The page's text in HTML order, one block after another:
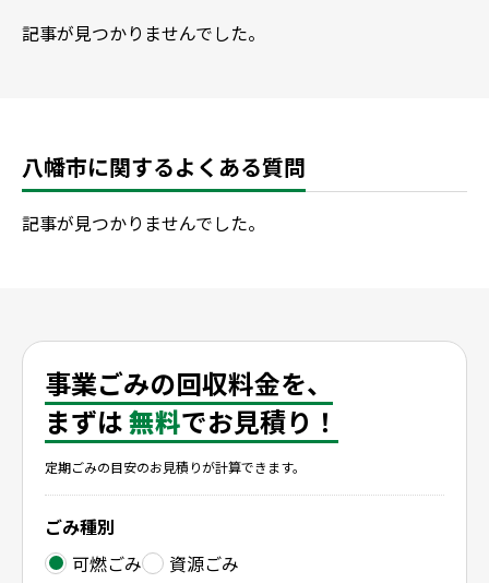
記事が見つかりませんでした。
八幡市に関するよくある質問
記事が見つかりませんでした。
事業ごみの回収料金を、
まずは無料でお見積り！
定期ごみの目安のお見積りが計算できます。
ごみ種別
可燃ごみ
資源ごみ